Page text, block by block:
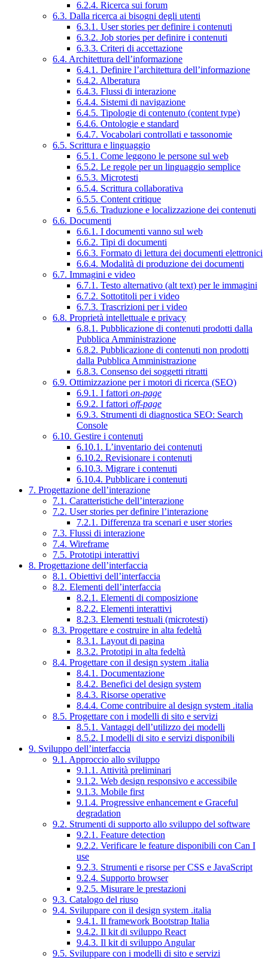
6.2.4. Ricerca sui forum
6.3. Dalla ricerca ai bisogni degli utenti
6.3.1. User stories per definire i contenuti
6.3.2. Job stories per definire i contenuti
6.3.3. Criteri di accettazione
6.4. Architettura dell’informazione
6.4.1. Definire l’architettura dell’informazione
6.4.2. Alberatura
6.4.3. Flussi di interazione
6.4.4. Sistemi di navigazione
6.4.5. Tipologie di contenuto (content type)
6.4.6. Ontologie e standard
6.4.7. Vocabolari controllati e tassonomie
6.5. Scrittura e linguaggio
6.5.1. Come leggono le persone sul web
6.5.2. Le regole per un linguaggio semplice
6.5.3. Microtesti
6.5.4. Scrittura collaborativa
6.5.5. Content critique
6.5.6. Traduzione e localizzazione dei contenuti
6.6. Documenti
6.6.1. I documenti vanno sul web
6.6.2. Tipi di documenti
6.6.3. Formato di lettura dei documenti elettronici
6.6.4. Modalità di produzione dei documenti
6.7. Immagini e video
6.7.1. Testo alternativo (alt text) per le immagini
6.7.2. Sottotitoli per i video
6.7.3. Trascrizioni per i video
6.8. Proprietà intellettuale e privacy
6.8.1. Pubblicazione di contenuti prodotti dalla
Pubblica Amministrazione
6.8.2. Pubblicazione di contenuti non prodotti
dalla Pubblica Amministrazione
6.8.3. Consenso dei soggetti ritratti
6.9. Ottimizzazione per i motori di ricerca (SEO)
6.9.1. I fattori on-page
6.9.2. I fattori off-page
6.9.3. Strumenti di diagnostica SEO: Search
Console
6.10. Gestire i contenuti
6.10.1. L’inventario dei contenuti
6.10.2. Revisionare i contenuti
6.10.3. Migrare i contenuti
6.10.4. Pubblicare i contenuti
7. Progettazione dell’interazione
7.1. Caratteristiche dell’interazione
7.2. User stories per definire l’interazione
7.2.1. Differenza tra scenari e user stories
7.3. Flussi di interazione
7.4. Wireframe
7.5. Prototipi interattivi
8. Progettazione dell’interfaccia
8.1. Obiettivi dell’interfaccia
8.2. Elementi dell’interfaccia
8.2.1. Elementi di composizione
8.2.2. Elementi interattivi
8.2.3. Elementi testuali (microtesti)
8.3. Progettare e costruire in alta fedeltà
8.3.1. Layout di pagina
8.3.2. Prototipi in alta fedeltà
8.4. Progettare con il design system .italia
8.4.1. Documentazione
8.4.2. Benefici del design system
8.4.3. Risorse operative
8.4.4. Come contribuire al design system .italia
8.5. Progettare con i modelli di sito e servizi
8.5.1. Vantaggi dell’utilizzo dei modelli
8.5.2. I modelli di sito e servizi disponibili
9. Sviluppo dell’interfaccia
9.1. Approccio allo sviluppo
9.1.1. Attività preliminari
9.1.2. Web design responsivo e accessibile
9.1.3. Mobile first
9.1.4. Progressive enhancement e Graceful
degradation
9.2. Strumenti di supporto allo sviluppo del software
9.2.1. Feature detection
9.2.2. Verificare le feature disponibili con Can I
use
9.2.3. Strumenti e risorse per CSS e JavaScript
9.2.4. Supporto browser
9.2.5. Misurare le prestazioni
9.3. Catalogo del riuso
9.4. Sviluppare con il design system .italia
9.4.1. Il framework Bootstrap Italia
9.4.2. Il kit di sviluppo React
9.4.3. Il kit di sviluppo Angular
9.5. Sviluppare con i modelli di sito e servizi